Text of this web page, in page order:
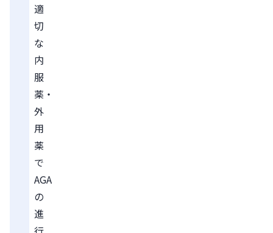
適
切
な
内
服
薬・
外
用
薬
で
AGA
の
進